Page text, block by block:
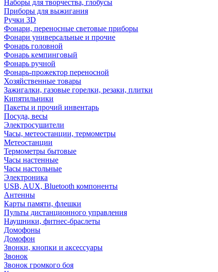
Наборы для творчества, глобусы
Приборы для выжигания
Ручки 3D
Фонари, переносные световые приборы
Фонари универсальные и прочие
Фонарь головной
Фонарь кемпинговый
Фонарь ручной
Фонарь-прожектор переносной
Хозяйственные товары
Зажигалки, газовые горелки, резаки, плитки
Кипятильники
Пакеты и прочий инвентарь
Посуда, весы
Электросушители
Часы, метеостанции, термометры
Метеостанции
Термометры бытовые
Часы настенные
Часы настольные
Электроника
USB, AUX, Bluetooth компоненты
Антенны
Карты памяти, флешки
Пульты дистанционного управления
Наушники, фитнес-браслеты
Домофоны
Домофон
Звонки, кнопки и аксессуары
Звонок
Звонок громкого боя